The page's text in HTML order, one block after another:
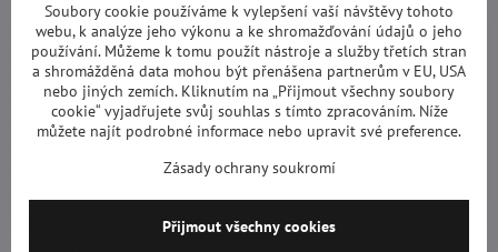
Historie: Záznam až 90 dní
Odposlech: Ano, je možné na jednotku zavolat a odposlouchávat
Geo-plot funkce: Ano, nastavení jednotky pro pohyb pouze v určitém
místě
Provozní teplota: -18°C - 45°C
Rozměry: 40x43x13mm
Soubory cookie používáme k vylepšení vaší návštěvy tohoto
webu, k analýze jeho výkonu a ke shromažďování údajů o jeho
používání. Můžeme k tomu použít nástroje a služby třetích stran
a shromážděná data mohou být přenášena partnerům v EU, USA
nebo jiných zemích. Kliknutím na „Přijmout všechny soubory
cookie“ vyjadřujete svůj souhlas s tímto zpracováním. Níže
můžete najít podrobné informace nebo upravit své preference.
Zásady ochrany soukromí
Přijmout všechny cookies